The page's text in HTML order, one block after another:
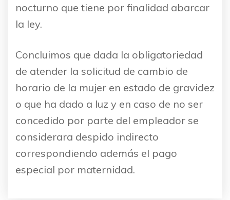
nocturno que tiene por finalidad abarcar
la ley.
Concluimos que dada la obligatoriedad
de atender la solicitud de cambio de
horario de la mujer en estado de gravidez
o que ha dado a luz y en caso de no ser
concedido por parte del empleador se
considerara despido indirecto
correspondiendo además el pago
especial por maternidad.